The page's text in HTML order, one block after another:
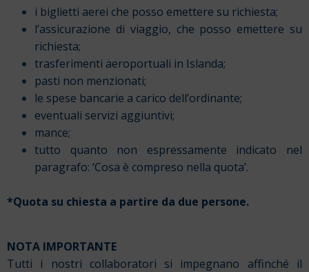
i biglietti aerei che posso emettere su richiesta;
l’assicurazione di viaggio, che posso emettere su
richiesta;
trasferimenti aeroportuali in Islanda;
pasti non menzionati;
le spese bancarie a carico dell’ordinante;
eventuali servizi aggiuntivi;
mance;
tutto quanto non espressamente indicato nel
paragrafo: ‘Cosa è compreso nella quota’.
*Quota su chiesta a partire da due persone.
NOTA IMPORTANTE
Tutti i nostri collaboratori si impegnano affinché il